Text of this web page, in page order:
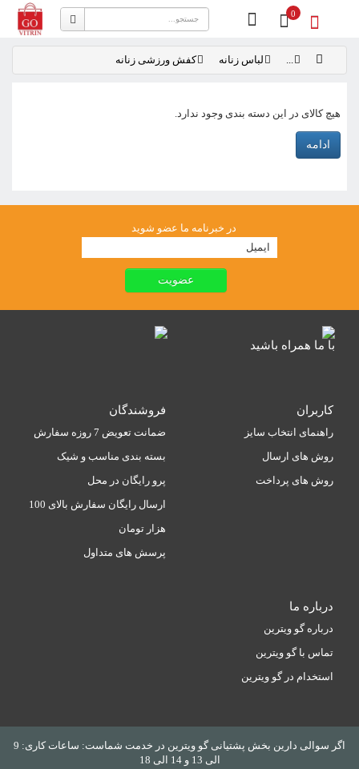
0
... لباس زنانه کفش ورزشی زنانه
هیچ کالای در این دسته بندی وجود ندارد.
ادامه
در خبرنامه ما عضو شوید
با ما همراه باشید
کاربران
راهنمای انتخاب سایز
روش های ارسال
روش های پرداخت
فروشندگان
ضمانت تعویض 7 روزه سفارش
بسته بندی مناسب و شیک
پرو رایگان در محل
ارسال رایگان سفارش بالای 100
هزار تومان
پرسش های متداول
درباره ما
درباره گو ویترین
تماس با گو ویترین
استخدام در گو ویترین
اگر سوالی دارین بخش پشتیانی گو ویترین در خدمت شماست: ساعات کاری: 9
الی 13 و 14 الی 18